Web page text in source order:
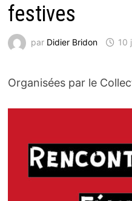
festives
par Didier Bridon 10
Organisées par le